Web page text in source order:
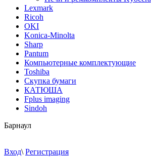
Lexmark
Ricoh
OKI
Konica-Minolta
Sharp
Pantum
Компьютерные комплектующие
Toshiba
Скупка бумаги
КАТЮША
Fplus imaging
Sindoh
Барнаул
Вход\ Регистрация